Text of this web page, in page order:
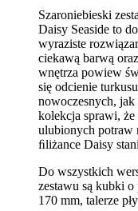
Szaroniebieski
Daisy Seaside to
wyraziste
ciekawą barwą
wnętrza powiew
się odcienie
nowoczesnych,
kolekcja sprawi, że
ulubionych potraw
ﬁliżance Daisy
Do wszystkich
zestawu są kubki
170 mm, talerze